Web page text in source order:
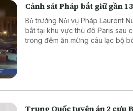
Cảnh sát Pháp bắt giữ gần
Bộ trưởng Nội vụ Pháp Laurent
bắt tại khu vực thủ đô Paris sau
trong đêm ăn mừng câu lạc bộ
Trung Quốc tuyên án 2 cựu